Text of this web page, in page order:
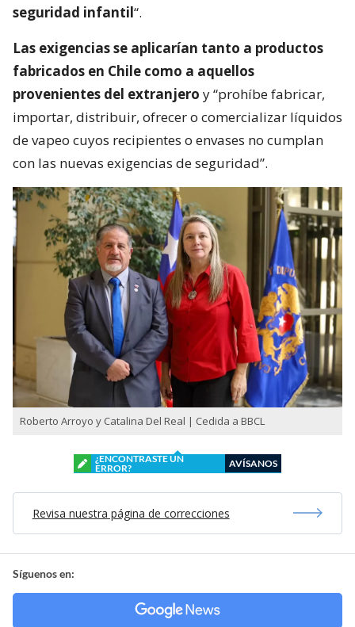
seguridad infantil“.
Las exigencias se aplicarían tanto a productos
fabricados en Chile como a aquellos
provenientes del extranjero y “prohíbe fabricar,
importar, distribuir, ofrecer o comercializar líquidos
de vapeo cuyos recipientes o envases no cumplan
con las nuevas exigencias de seguridad”.
Roberto Arroyo y Catalina Del Real | Cedida a BBCL
¿ENCONTRASTE UN
ERROR?
AVÍSANOS
Revisa nuestra página de correcciones
Síguenos en: